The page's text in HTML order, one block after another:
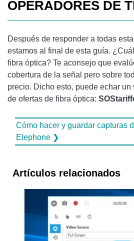
OPERADORES DE
Después de responder a todas
estamos al final de esta guía.
fibra óptica? Te aconsejo que
cobertura de la señal pero sobre
precio. Dicho esto, puede echar
de ofertas de fibra óptica:
Cómo hacer y guardar capturas
Elephone ❯
Artículos relacionados